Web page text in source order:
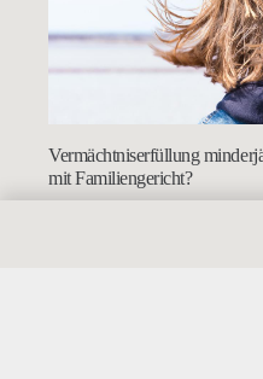
Vermächtniserfüllung
mit Familiengericht?